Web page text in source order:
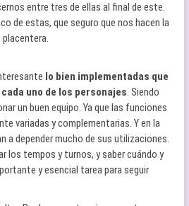
entre tres de ellas al final de este.
de estas, que seguro que nos hacen la
placentera.
lo bien implementadas que
uno de los personajes. Siendo
un buen equipo. Ya que las funciones
variadas y complementarias. Y en la
a depender mucho de sus utilizaciones.
los tempos y turnos, y saber cuándo y
y esencial tarea para seguir